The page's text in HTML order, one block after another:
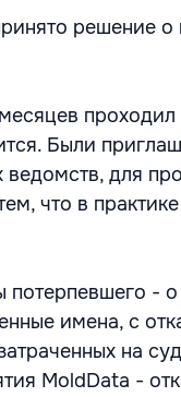
решение
Были
ведомств, для
что в
-
имена, с
на
MoldData -